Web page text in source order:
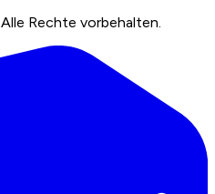
Alle Rechte vorbehalten.